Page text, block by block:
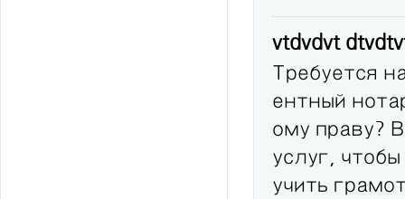
vtdvdvt
Требуется
ентный
ому праву?
услуг,
учить